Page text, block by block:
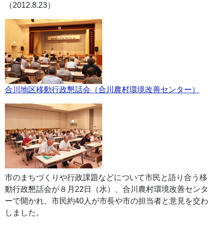
（2012.8.23）
合川地区移動行政懇話会（合川農村環境改善センター）
市のまちづくりや行政課題などについて市民と語り合う移
動行政懇話会が８月22日（水）、合川農村環境改善センタ
ーで開かれ、市民約40人が市長や市の担当者と意見を交わ
しました。